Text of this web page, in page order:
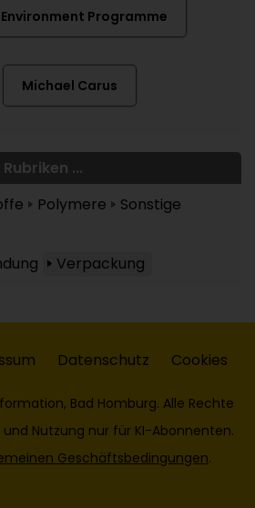
Programme
Michael Carus
...
Polymere
Sonstige
Verpackung
Datenschutz Cookies
Bad Homburg. Alle Rechte
Nutzung nur für KI-Abonnenten.
Geschäftsbedingungen.